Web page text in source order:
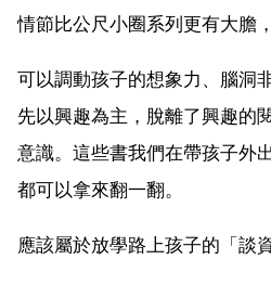
情節比公尺小圈系列更有大膽
可以調動孩子的想象力、腦洞
先以興趣為主，脫離了興趣的
意識。這些書我們在帶孩子外
都可以拿來翻一翻。
應該屬於放學路上孩子的「談